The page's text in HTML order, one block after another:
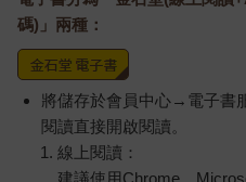
碼)」兩種：
將儲存於會員中心→電子書
閱讀直接開啟閱讀。
線上閱讀：
建議使用Chrome、